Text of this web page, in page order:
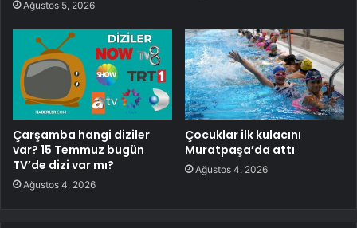
Ağustos 5, 2026
Çarşamba hangi diziler
var? 15 Temmuz bugün
TV’de dizi var mı?
Ağustos 4, 2026
Çocuklar ilk kulacını
Muratpaşa’da attı
Ağustos 4, 2026